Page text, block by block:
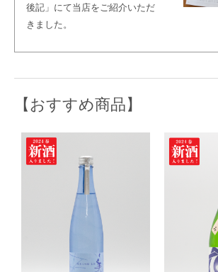
後記」にて当店をご紹介いただ
きました。
【おすすめ商品】